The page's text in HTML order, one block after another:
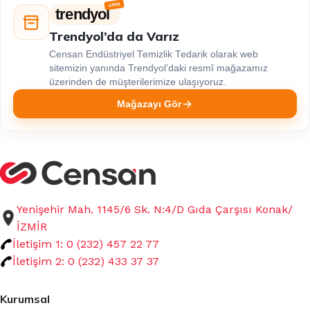
trendyol
Trendyol’da da Varız
Censan Endüstriyel Temizlik Tedarik olarak web
sitemizin yanında Trendyol’daki resmî mağazamız
üzerinden de müşterilerimize ulaşıyoruz.
Mağazayı Gör
Yenişehir Mah. 1145/6 Sk. N:4/D Gıda Çarşısı Konak/
İZMİR
İletişim 1: 0 (232) 457 22 77
İletişim 2: 0 (232) 433 37 37
Kurumsal